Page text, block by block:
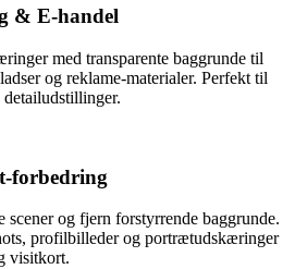
& E-handel
med transparente baggrunde til
og reklame-materialer. Perfekt til
forbedring
og fjern forstyrrende baggrunde.
profilbilleder og portrætudskæringer
visitkort.